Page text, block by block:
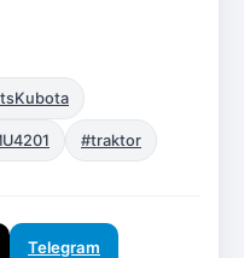
#traktor
Telegram